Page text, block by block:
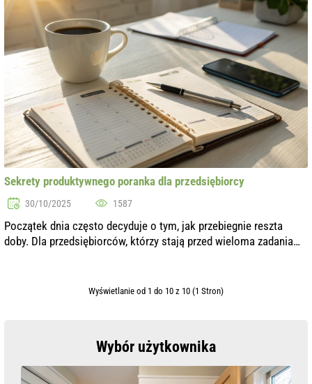
Sekrety produktywnego poranka dla przedsiębiorcy
30/10/2025 1587
Początek dnia często decyduje o tym, jak przebiegnie reszta
doby. Dla przedsiębiorców, którzy stają przed wieloma zadaniami
Wyświetlanie od 1 do 10 z 10 (1 Stron)
Wybór użytkownika